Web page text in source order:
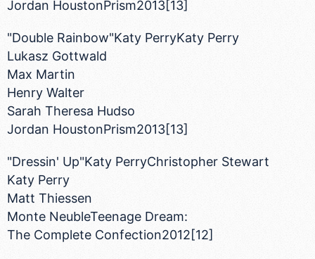
Jordan HoustonPrism2013[13]
"Double Rainbow"Katy PerryKaty Perry
Lukasz Gottwald
Max Martin
Henry Walter
Sarah Theresa Hudso
Jordan HoustonPrism2013[13]
"Dressin' Up"Katy PerryChristopher Stewart
Katy Perry
Matt Thiessen
Monte NeubleTeenage Dream:
The Complete Confection2012[12]